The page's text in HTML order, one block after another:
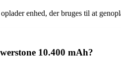
enhed, der bruges til at
10.400 mAh?